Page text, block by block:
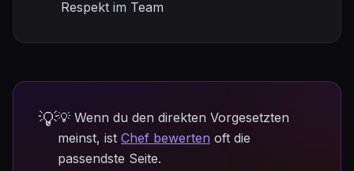
Respekt im Team
💡💡 Wenn du den direkten Vorgesetzten
meinst, ist Chef bewerten oft die
passendste Seite.